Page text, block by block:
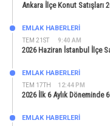
Ankara İlçe Konut Satışları
TEM 21ST 9:40 AM
EMLAK HABERLERI
2026 Haziran İstanbul İlçe
TEM 17TH 12:44 PM
EMLAK HABERLERI
2026 İlk 6 Aylık Döneminde
EMLAK HABERLERI